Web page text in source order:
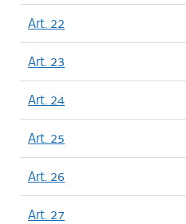
Art. 22
Art. 23
Art. 24
Art. 25
Art. 26
Art. 27